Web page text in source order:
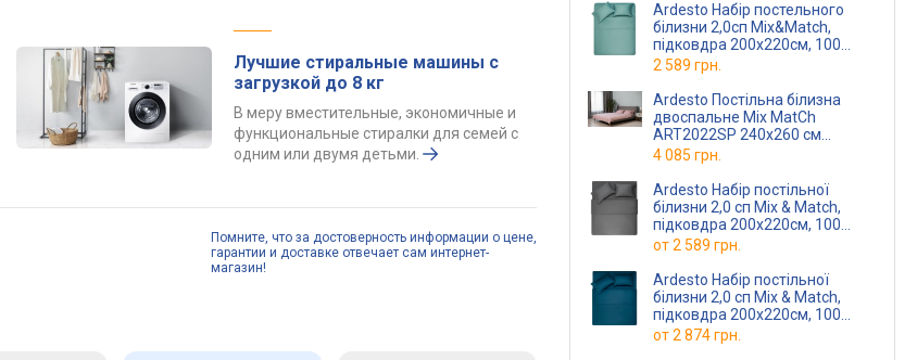
Лучшие стиральные машины с
загрузкой до 8 кг
В меру вместительные, экономичные и
функциональные стиралки для семей с
одним или двумя детьми.
Помните, что за достоверность информации о цене,
гарантии и доставке отвечает сам интернет-
магазин!
Ardesto Набір постельного
білизни 2,0сп Mix&Match,
підковдра 200х220см, 100
бавовна, сатин, шалф
ART2022SG
2 589 грн.
Ardesto Постільна білизна
двоспальне Mix MatСh
ART2022SP 240х260 см
пудрове
4 085 грн.
Ardesto Набір постільної
білизни 2,0 сп Mix & Match,
підковдра 200х220см, 100
бавовна, сатин, мус
ART2022SD
от2 589 грн.
Ardesto Набір постільної
білизни 2,0 сп Mix & Match,
підковдра 200х220см, 100
бавовна, сатин, океан
ART2022S
от2 874 грн.